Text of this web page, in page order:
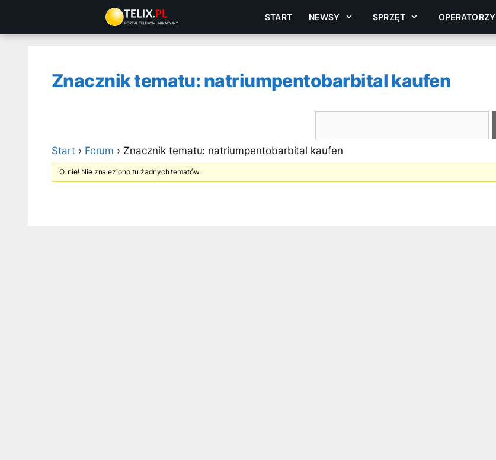
treści
START NEWSY SPRZĘT OPERATORZY
Znacznik tematu: natriumpentobarbital kaufen
Start › Forum › Znacznik tematu: natriumpentobarbital kaufen
O, nie! Nie znaleziono tu żadnych tematów.